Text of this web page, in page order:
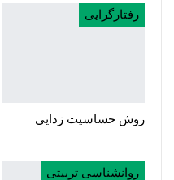
رفتارگرایی
روش حساسیت زدایی
روانشناسی تربیتی